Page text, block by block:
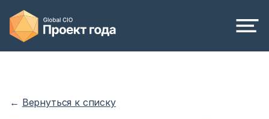
← Вернуться к списку